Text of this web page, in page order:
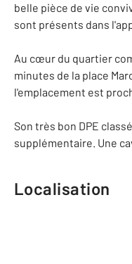
belle pièce de vie
sont présents dans
Au cœur du quartier
minutes de la place
l'emplacement est
Son très bon DPE
supplémentaire. Une
Localisation